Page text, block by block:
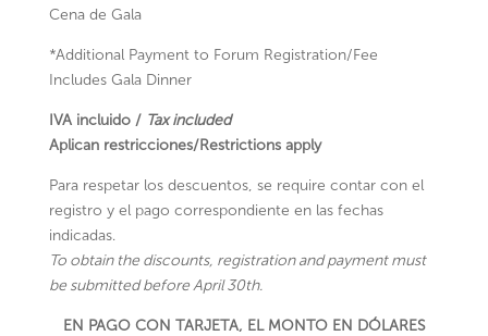
Cena de Gala
*Additional Payment to Forum Registration/Fee
Includes Gala Dinner
IVA incluido / Tax included
Aplican restricciones/Restrictions apply
Para respetar los descuentos, se require contar con el
registro y el pago correspondiente en las fechas
indicadas.
To obtain the discounts, registration and payment must
be submitted before April 30th.
EN PAGO CON TARJETA, EL MONTO EN DÓLARES